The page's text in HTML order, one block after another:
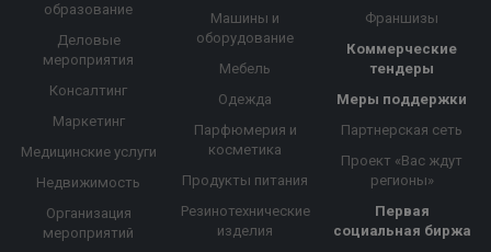
образование
Деловые
мероприятия
Консалтинг
Маркетинг
Медицинские услуги
Недвижимость
Организация
мероприятий
Машины и
оборудование
Мебель
Одежда
Парфюмерия и
косметика
Продукты питания
Резинотехнические
изделия
Франшизы
Коммерческие
тендеры
Меры поддержки
Партнерская сеть
Проект «Вас ждут
регионы»
Первая
социальная биржа